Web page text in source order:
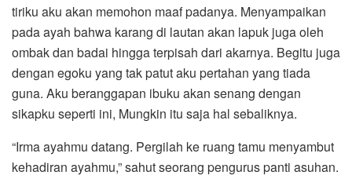
tiriku aku akan memohon maaf padanya. Menyampaikan
pada ayah bahwa karang di lautan akan lapuk juga oleh
ombak dan badai hingga terpisah dari akarnya. Begitu juga
dengan egoku yang tak patut aku pertahan yang tiada
guna. Aku beranggapan ibuku akan senang dengan
sikapku seperti ini, Mungkin itu saja hal sebaliknya.
“Irma ayahmu datang. Pergilah ke ruang tamu menyambut
kehadiran ayahmu,” sahut seorang pengurus panti asuhan.